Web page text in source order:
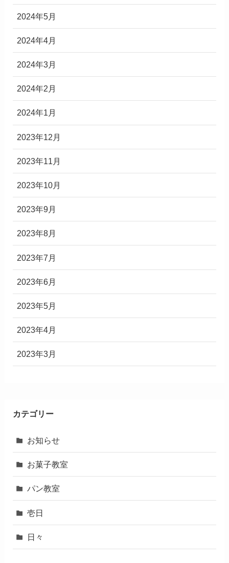
2024年5月
2024年4月
2024年3月
2024年2月
2024年1月
2023年12月
2023年11月
2023年10月
2023年9月
2023年8月
2023年7月
2023年6月
2023年5月
2023年4月
2023年3月
カテゴリー
お知らせ
お菓子教室
パン教室
壱日
日々